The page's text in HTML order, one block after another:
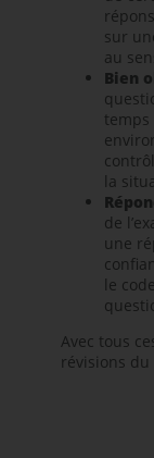
sur
au
Bien
la
de
une
le
Avec tous
révisions du